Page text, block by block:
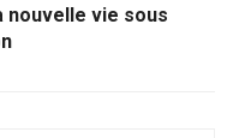
nouvelle vie sous